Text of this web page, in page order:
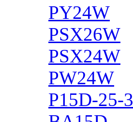
PY24W
PSX26W
PSX24W
PW24W
P15D-25-3